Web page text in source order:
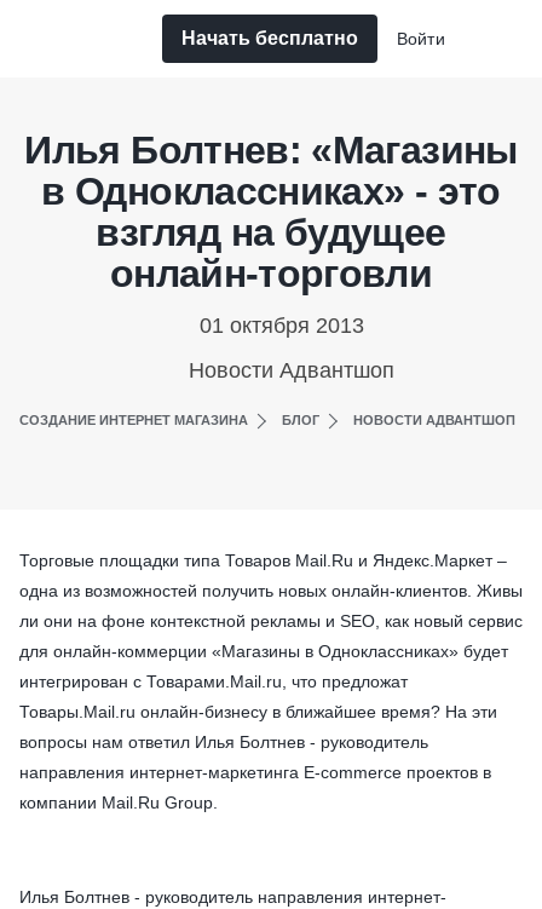
Начать бесплатно Войти
Илья Болтнев: «Магазины
в Одноклассниках» - это
взгляд на будущее
онлайн-торговли
01 октября 2013
Новости Адвантшоп
СОЗДАНИЕ ИНТЕРНЕТ МАГАЗИНА БЛОГ НОВОСТИ АДВАНТШОП
Торговые площадки типа Товаров Mail.Ru и Яндекс.Маркет –
одна из возможностей получить новых онлайн-клиентов. Живы
ли они на фоне контекстной рекламы и SEO, как новый сервис
для онлайн-коммерции «Магазины в Одноклассниках» будет
интегрирован с Товарами.Mail.ru, что предложат
Товары.Mail.ru онлайн-бизнесу в ближайшее время? На эти
вопросы нам ответил Илья Болтнев - руководитель
направления интернет-маркетинга E-commerce проектов в
компании Mail.Ru Group.
Илья Болтнев - руководитель направления интернет-